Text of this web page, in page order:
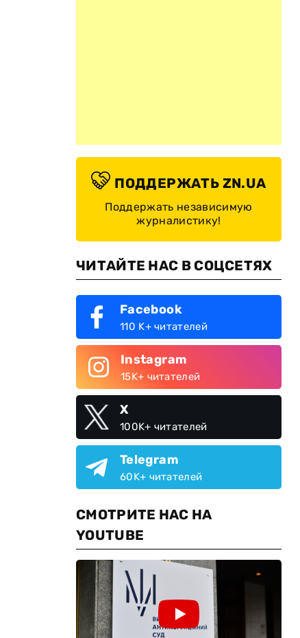
ПОДДЕРЖАТЬ ZN.UA
Поддержать независимую
журналистику!
ЧИТАЙТЕ НАС В СОЦСЕТЯХ
Facebook
110 K+ читателей
Instagram
15K+ читателей
X
100K+ читателей
Telegram
60K+ читателей
СМОТРИТЕ НАС НА
YOUTUBE